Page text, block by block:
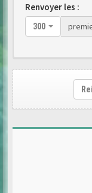
Renvoyer les :
300